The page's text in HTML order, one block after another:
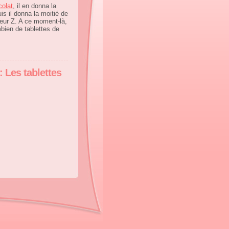
, il en donna la
il donna la moitié de
Z. A ce moment-là,
de tablettes de
Les tablettes